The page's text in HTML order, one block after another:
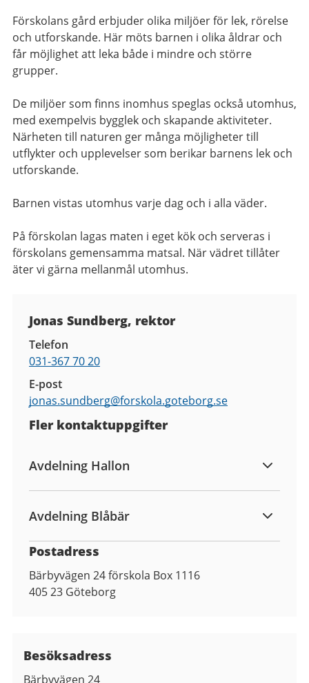
Förskolans gård erbjuder olika miljöer för lek, rörelse
och utforskande. Här möts barnen i olika åldrar och
får möjlighet att leka både i mindre och större
grupper.
De miljöer som finns inomhus speglas också utomhus,
med exempelvis bygglek och skapande aktiviteter.
Närheten till naturen ger många möjligheter till
utflykter och upplevelser som berikar barnens lek och
utforskande.
Barnen vistas utomhus varje dag och i alla väder.
På förskolan lagas maten i eget kök och serveras i
förskolans gemensamma matsal. När vädret tillåter
äter vi gärna mellanmål utomhus.
Jonas Sundberg, rektor
Telefon
031-367 70 20
E-post
jonas.sundberg@forskola.goteborg.se
Fler kontaktuppgifter
Avdelning Hallon
Avdelning Blåbär
Postadress
Bärbyvägen 24 förskola Box 1116
405 23 Göteborg
Besöksadress
Bärbyvägen 24